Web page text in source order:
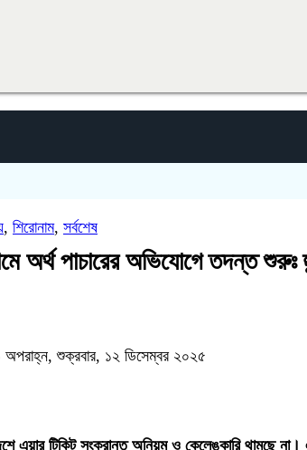
, শিরোনাম, সর্বশেষ
অর্থ পাচারের অভিযোগে তদন্ত
শুক্রবার, ১২ ডিসেম্বর ২০২৫
এয়ার টিকিট সংক্রান্ত অনিয়ম ও কেলেঙ্কারি থামছে